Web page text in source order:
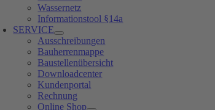
Wassernetz
Informationstool §14a
SERVICE
Ausschreibungen
Bauherrenmappe
Baustellenübersicht
Downloadcenter
Kundenportal
Rechnung
Online Shop